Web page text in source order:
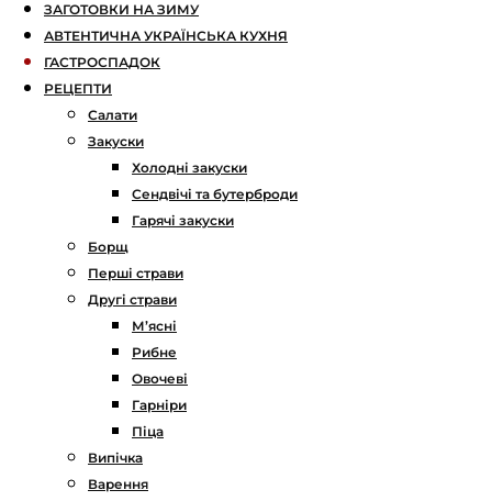
ЗАГОТОВКИ НА ЗИМУ
АВТЕНТИЧНА УКРАЇНСЬКА КУХНЯ
ГАСТРОСПАДОК
РЕЦЕПТИ
Салати
Закуски
Холодні закуски
Сендвічі та бутерброди
Гарячі закуски
Борщ
Перші страви
Другі страви
М’ясні
Рибне
Овочеві
Гарніри
Піца
Випічка
Варення